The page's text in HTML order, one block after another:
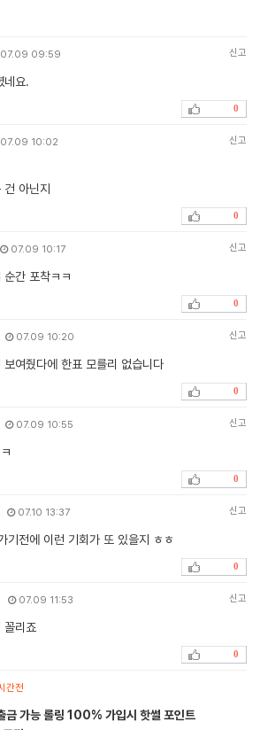
09:59 신고
네요.
0
10:02 신고
아닌지
0
07.09 10:17 신고
순간 포착ㅋㅋ
0
07.09 10:20 신고
보여줬다에 한표 모를리 없습니다
0
07.09 10:55 신고
0
07.10 13:37 신고
기전에 이런 기회가 또 있을지 ㅎㅎ
0
07.09 11:53 신고
꼴리죠
0
간전
금 가능 롤링 100% 가입시 핫썰 포인트